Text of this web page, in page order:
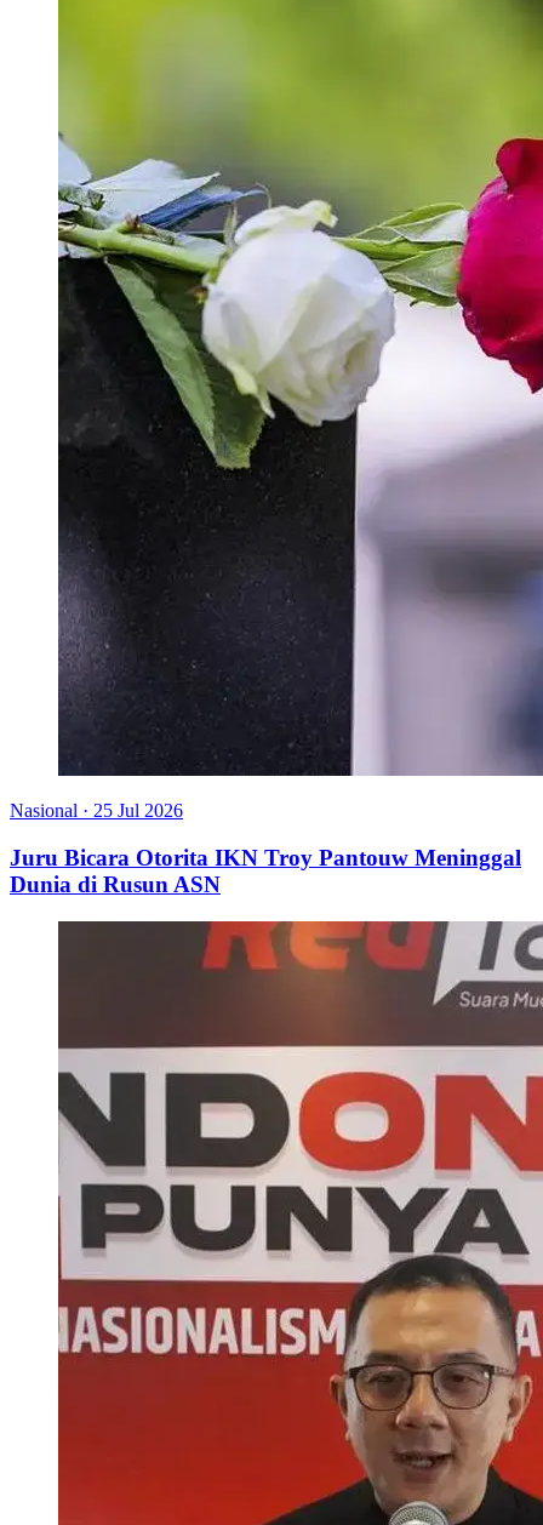
Nasional · 25 Jul 2026
Juru Bicara Otorita IKN Troy Pantouw Meninggal
Dunia di Rusun ASN